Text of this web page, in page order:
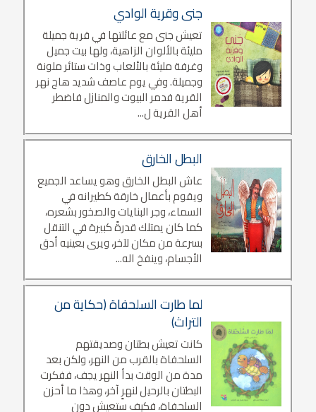
جنى وقرية الوادي
تعيش جنى مع عائلتها في قرية جميلة
مليئة بالألوان الزاهية، ولها بيت جميل
وغرفة مليئة بالألعاب وذات ستائر ملونة
وجميلة. وفي يوم عاصف شديد هاج نهر
القرية فدمر البيوت والمنازل فاضطر
أهل القرية ل...
البطل الخارق
عاش البطل الخارق وهو يساعد الجميع
ويقوم بأعمال خارقة كطيرانه في
السماء، وجر البنايات والصخور بشعره،
كما كان يمتلك قدرةً كبيرة في التنقل
بسرعة من مكان لآخر، ويرى بعينيه أدق
الأجسام، وينفخ اله...
لما طارت السلحفاة (حكاية من
التراث)
كانت تعيش بطتان وصديقتهم
السلحفاة بالقرب من النهر، ولكن بعد
مدة من الوقت بدأ النهر يجف، ففكرت
البطتان بالرحيل لنهرٍ آخر، وهذا ما أحزن
السلحفاة، فكيف ستعيش دون